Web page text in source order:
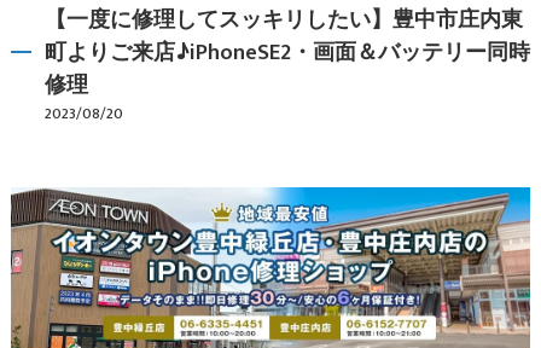
【一度に修理してスッキリしたい】豊中市庄内東
町よりご来店♪iPhoneSE2・画面＆バッテリー同時
修理
2023/08/20